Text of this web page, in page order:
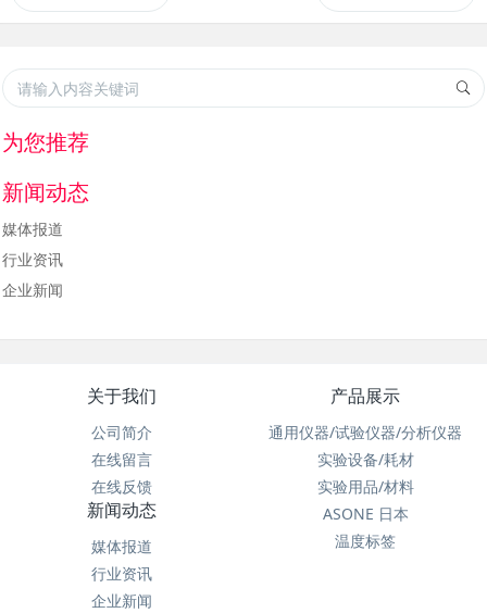
为您推荐
新闻动态
媒体报道
行业资讯
企业新闻
关于我们
公司简介
在线留言
在线反馈
产品展示
通用仪器/试验仪器/分析仪器
实验设备/耗材
实验用品/材料
ASONE 日本
温度标签
新闻动态
媒体报道
行业资讯
企业新闻